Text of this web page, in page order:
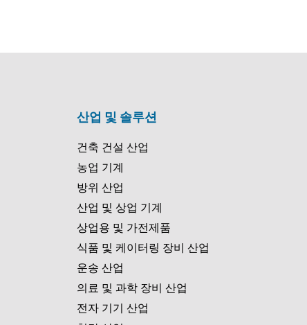
산업 및 솔루션
건축 건설 산업
농업 기계
방위 산업
산업 및 상업 기계
상업용 및 가전제품
식품 및 케이터링 장비 산업
운송 산업
의료 및 과학 장비 산업
전자 기기 산업